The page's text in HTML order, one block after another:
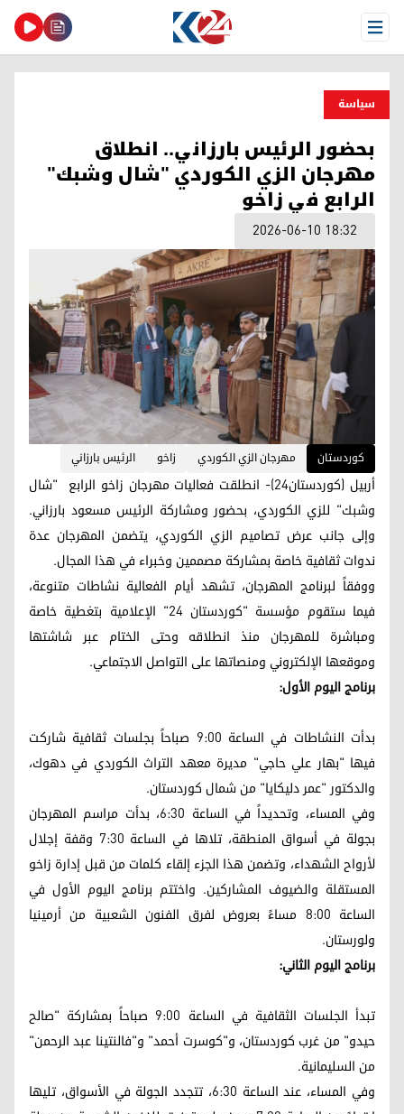
Open Menu
سیاسة
بحضور الرئيس بارزاني.. انطلاق
مهرجان الزي الكوردي "شال وشبك"
الرابع في زاخو
2026-06-10 18:32
کوردستان مهرجان الزي الكوردي زاخو الرئيس بارزاني
أربيل (كوردستان24)- انطلقت فعاليات مهرجان زاخو الرابع "شال
وشبك" للزي الكوردي، بحضور ومشاركة الرئيس مسعود بارزاني.
وإلى جانب عرض تصاميم الزي الكوردي، يتضمن المهرجان عدة
ندوات ثقافية خاصة بمشاركة مصممين وخبراء في هذا المجال.
ووفقاً لبرنامج المهرجان، تشهد أيام الفعالية نشاطات متنوعة،
فيما ستقوم مؤسسة "كوردستان 24" الإعلامية بتغطية خاصة
ومباشرة للمهرجان منذ انطلاقه وحتى الختام عبر شاشتها
وموقعها الإلكتروني ومنصاتها على التواصل الاجتماعي.
برنامج اليوم الأول:
بدأت النشاطات في الساعة 9:00 صباحاً بجلسات ثقافية شاركت
فيها "بهار علي حاجي" مديرة معهد التراث الكوردي في دهوك،
والدكتور "عمر دليكايا" من شمال كوردستان.
وفي المساء، وتحديداً في الساعة 6:30، بدأت مراسم المهرجان
بجولة في أسواق المنطقة، تلاها في الساعة 7:30 وقفة إجلال
لأرواح الشهداء، وتضمن هذا الجزء إلقاء كلمات من قبل إدارة زاخو
المستقلة والضيوف المشاركين. واختتم برنامج اليوم الأول في
الساعة 8:00 مساءً بعروض لفرق الفنون الشعبية من أرمينيا
ولورستان.
برنامج اليوم الثاني:
تبدأ الجلسات الثقافية في الساعة 9:00 صباحاً بمشاركة "صالح
حيدو" من غرب كوردستان، و"كوسرت أحمد" و"فالنتينا عبد الرحمن"
من السليمانية.
وفي المساء، عند الساعة 6:30، تتجدد الجولة في الأسواق، تليها